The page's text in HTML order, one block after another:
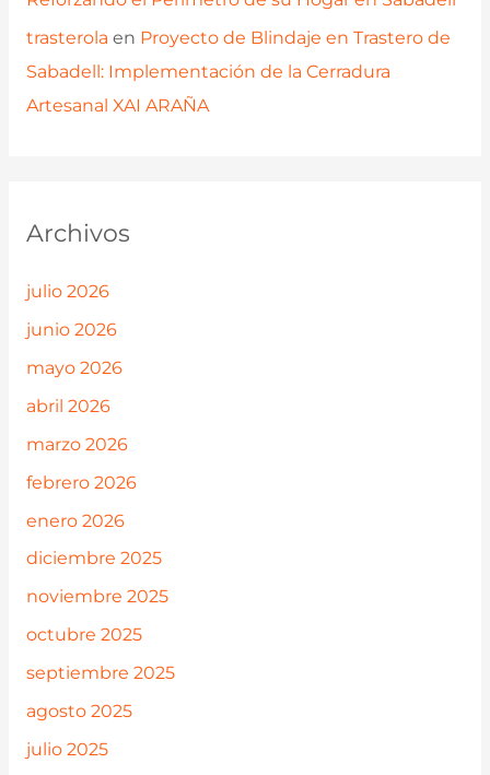
trasterola en Proyecto de Blindaje en Trastero de
Sabadell: Implementación de la Cerradura
Artesanal XAI ARAÑA
Archivos
julio 2026
junio 2026
mayo 2026
abril 2026
marzo 2026
febrero 2026
enero 2026
diciembre 2025
noviembre 2025
octubre 2025
septiembre 2025
agosto 2025
julio 2025